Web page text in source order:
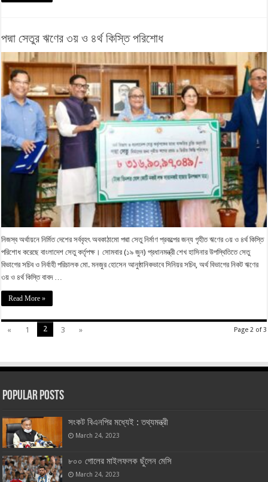
পদ্মা সেতুর ঋণের ৩য় ও ৪র্থ কিস্তি পরিশোধ
নিজস্ব অর্থায়নে নির্মিত দেশের সর্ববৃহৎ অবকাঠামো পদ্মা সেতু নির্মাণ প্রকল্পের জন্য গৃহীত ঋণের ৩য় ও ৪র্থ কিস্তি
পরিশোধ করেছে বাংলাদেশ সেতু কর্তৃপক্ষ। সোমবার (১৯ জুন) প্রধানমন্ত্রী শেখ হাসিনার উপস্থিতিতে সেতু
বিভাগের সচিব ও নির্বাহী পরিচালক মো. মনজুর হোসেন আনুষ্ঠানিকভাবে সিনিয়র সচিব, অর্থ বিভাগের নিকট ঋণের
৩য় ও ৪র্থ কিস্তি বাবদ …
Read More »
Page 2 of 3
« 1 2 3 »
Popular Posts
সংকট বিএনপির মধ্যেই : তথ্যমন্ত্রী
March 24, 2023
৮০০ গোলের মাইলফলক ছুঁলেন মেসি
March 24, 2023